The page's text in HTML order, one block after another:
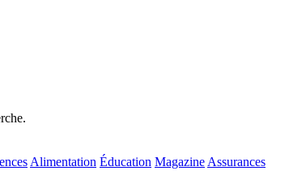
Alimentation Éducation Magazine Assurances